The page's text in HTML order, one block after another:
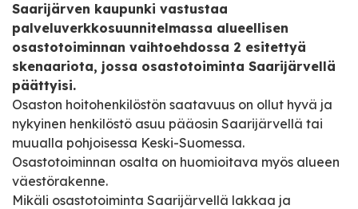
Saarijärven kaupunki vastustaa
palveluverkkosuunnitelmassa alueellisen
osastotoiminnan vaihtoehdossa 2 esitettyä
skenaariota, jossa osastotoiminta Saarijärvellä
päättyisi.
Osaston hoitohenkilöstön saatavuus on ollut hyvä ja
nykyinen henkilöstö asuu pääosin Saarijärvellä tai
muualla pohjoisessa Keski-Suomessa.
Osastotoiminnan osalta on huomioitava myös alueen
väestörakenne.
Mikäli osastotoiminta Saarijärvellä lakkaa ja